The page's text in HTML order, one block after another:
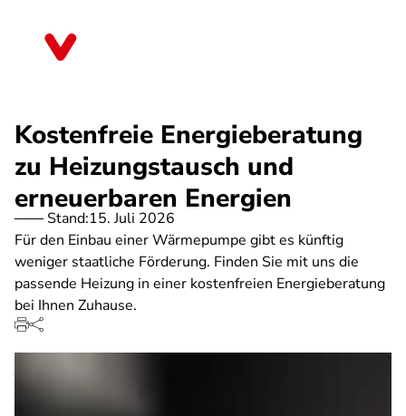
Kostenfreie Energieberatung
zu Heizungstausch und
erneuerbaren Energien
Stand:15. Juli 2026
Für den Einbau einer Wärmepumpe gibt es künftig
weniger staatliche Förderung. Finden Sie mit uns die
passende Heizung in einer kostenfreien Energieberatung
bei Ihnen Zuhause.